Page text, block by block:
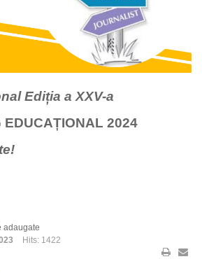
Ediția a XXV-a
2024
adaugate
Hits: 1422